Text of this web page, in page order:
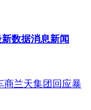
数据消息新闻